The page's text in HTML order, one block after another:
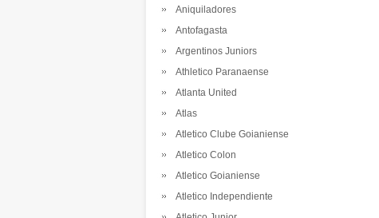
Aniquiladores
Antofagasta
Argentinos Juniors
Athletico Paranaense
Atlanta United
Atlas
Atletico Clube Goianiense
Atletico Colon
Atletico Goianiense
Atletico Independiente